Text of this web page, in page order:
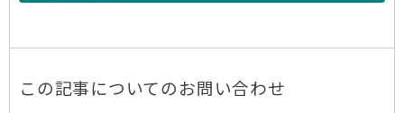
この記事についてのお問い合わせ